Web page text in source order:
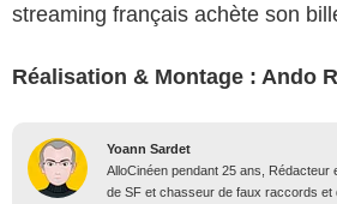
streaming français achète son
Réalisation & Montage : Ando
Yoann Sardet
AlloCinéen pendant 25 ans, Rédacteur
de SF et chasseur de faux raccords et